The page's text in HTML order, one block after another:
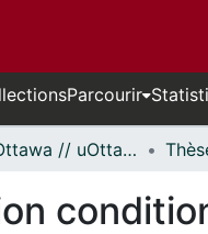
Parcourir
Thèses uOttawa // uOttawa Theses